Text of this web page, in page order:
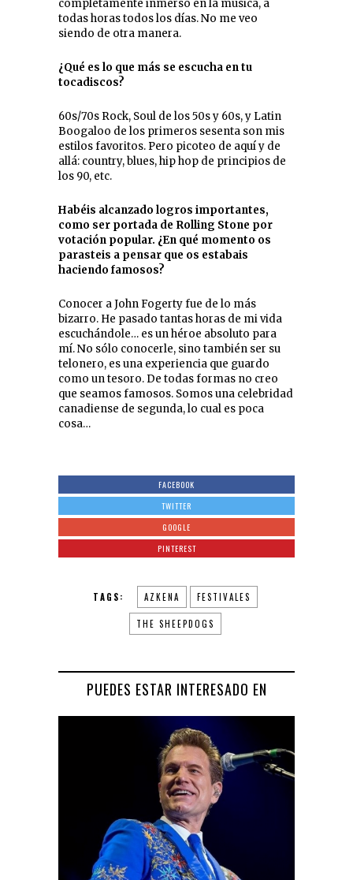
completamente inmerso en la música, a
todas horas todos los días. No me veo
siendo de otra manera.
¿Qué es lo que más se escucha en tu
tocadiscos?
60s/70s Rock, Soul de los 50s y 60s, y Latin
Boogaloo de los primeros sesenta son mis
estilos favoritos. Pero picoteo de aquí y de
allá: country, blues, hip hop de principios de
los 90, etc.
Habéis alcanzado logros importantes,
como ser portada de Rolling Stone por
votación popular. ¿En qué momento os
parasteis a pensar que os estabais
haciendo famosos?
Conocer a John Fogerty fue de lo más
bizarro. He pasado tantas horas de mi vida
escuchándole… es un héroe absoluto para
mí. No sólo conocerle, sino también ser su
telonero, es una experiencia que guardo
como un tesoro. De todas formas no creo
que seamos famosos. Somos una celebridad
canadiense de segunda, lo cual es poca
cosa…
FACEBOOK
TWITTER
GOOGLE
PINTEREST
TAGS: AZKENA FESTIVALES
THE SHEEPDOGS
PUEDES ESTAR INTERESADO EN